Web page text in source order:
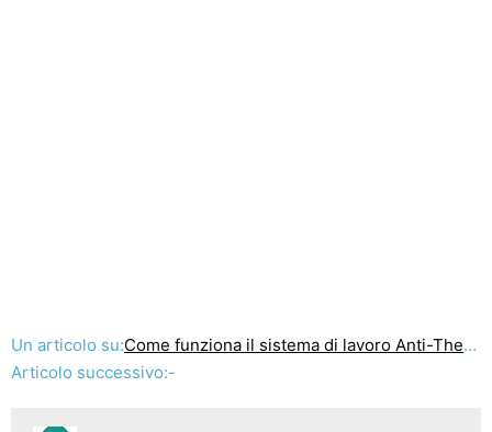
Un articolo su:Come funziona il sistema di lavoro Anti-Theft sui 1998 Cavalier
Articolo successivo:-